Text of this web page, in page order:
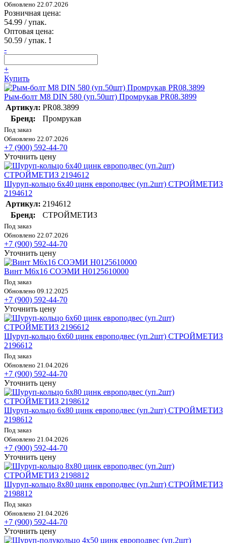
Обновлено 22.07.2026
Розничная цена:
54.99 / упак.
Оптовая цена:
50.59 / упак. !
-
+
Купить
Рым-болт М8 DIN 580 (уп.50шт) Промрукав PR08.3899
Артикул: PR08.3899
Бренд:
Промрукав
Под заказ
Обновлено 22.07.2026
+7 (900) 592-44-70
Уточнить цену
Шуруп-кольцо 6х40 цинк европодвес (уп.2шт) СТРОЙМЕТИЗ
2194612
Артикул: 2194612
Бренд:
СТРОЙМЕТИЗ
Под заказ
Обновлено 22.07.2026
+7 (900) 592-44-70
Уточнить цену
Винт М6х16 СОЭМИ Н0125610000
Под заказ
Обновлено 09.12.2025
+7 (900) 592-44-70
Уточнить цену
Шуруп-кольцо 6х60 цинк европодвес (уп.2шт) СТРОЙМЕТИЗ
2196612
Под заказ
Обновлено 21.04.2026
+7 (900) 592-44-70
Уточнить цену
Шуруп-кольцо 6х80 цинк европодвес (уп.2шт) СТРОЙМЕТИЗ
2198612
Под заказ
Обновлено 21.04.2026
+7 (900) 592-44-70
Уточнить цену
Шуруп-кольцо 8х80 цинк европодвес (уп.2шт) СТРОЙМЕТИЗ
2198812
Под заказ
Обновлено 21.04.2026
+7 (900) 592-44-70
Уточнить цену